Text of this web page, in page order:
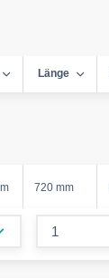
Länge
720 mm